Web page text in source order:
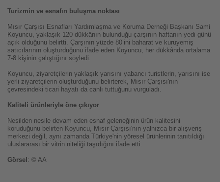
Turizmin ve esnafın buluşma noktası
Mısır Çarşısı Esnafları Yardımlaşma ve Koruma Derneği Başkanı Sami
Koyuncu, yaklaşık 120 dükkânın bulunduğu çarşının haftanın yedi günü
açık olduğunu belirtti. Çarşının yüzde 80’ini baharat ve kuruyemiş
satıcılarının oluşturduğunu ifade eden Koyuncu, her dükkânda ortalama
7-8 kişinin çalıştığını söyledi.
Koyuncu, ziyaretçilerin yaklaşık yarısını yabancı turistlerin, yarısını ise
yerli ziyaretçilerin oluşturduğunu belirterek, Mısır Çarşısı'nın
çevresindeki ticari hayatı da canlı tuttuğunu vurguladı.
Kaliteli ürünleriyle öne çıkıyor
Nesilden nesile devam eden esnaf geleneğinin ürün kalitesini
koruduğunu belirten Koyuncu, Mısır Çarşısı'nın yalnızca bir alışveriş
merkezi değil, aynı zamanda Türkiye'nin yöresel ürünlerinin tanıtıldığı
uluslararası bir vitrin niteliği taşıdığını ifade etti.
Görsel : © AA